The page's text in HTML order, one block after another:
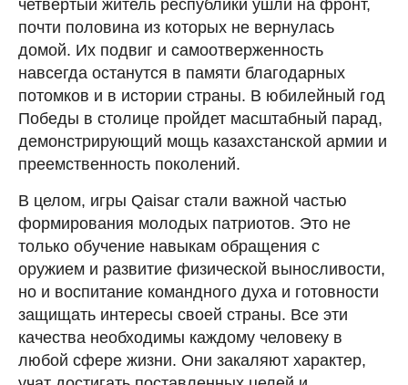
четвертый житель республики ушли на фронт,
почти половина из которых не вернулась
домой. Их подвиг и самоотверженность
навсегда останутся в памяти благодарных
потомков и в истории страны. В юбилейный год
Победы в столице пройдет масштабный парад,
демонстрирующий мощь казахстанской армии и
преемственность поколений.
В целом, игры Qaisar стали важной частью
формирования молодых патриотов. Это не
только обучение навыкам обращения с
оружием и развитие физической выносливости,
но и воспитание командного духа и готовности
защищать интересы своей страны. Все эти
качества необходимы каждому человеку в
любой сфере жизни. Они закаляют характер,